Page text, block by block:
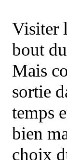
Visiter
bout
Mais
sortie
temps
bien
choix